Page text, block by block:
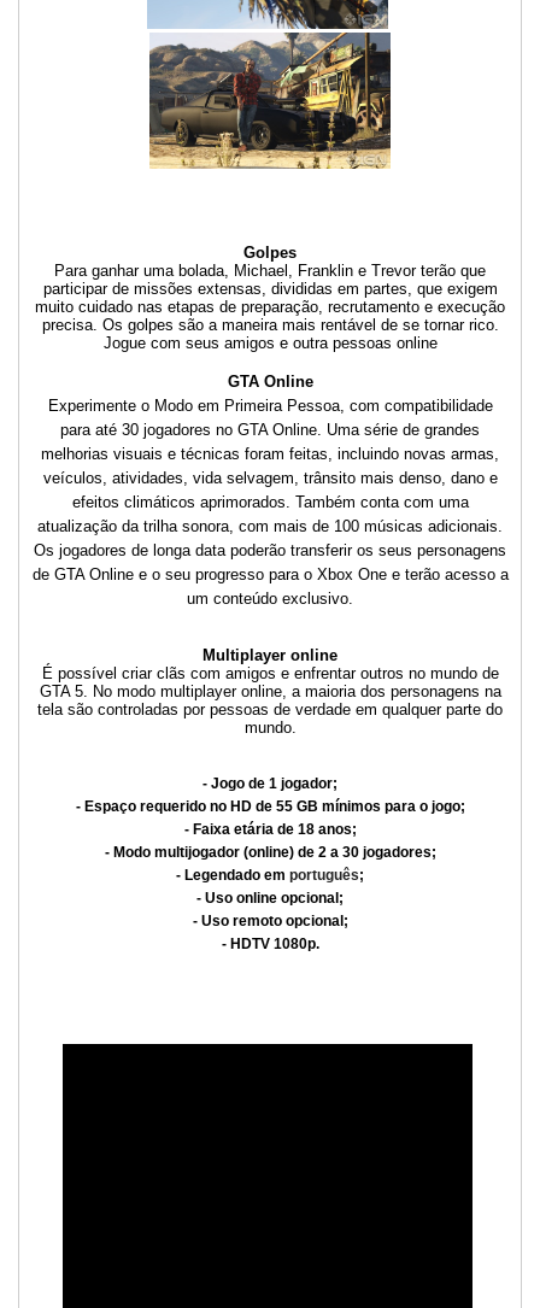
Golpes
Para ganhar uma bolada, Michael, Franklin e Trevor terão que
participar de missões extensas, divididas em partes, que exigem
muito cuidado nas etapas de preparação, recrutamento e execução
precisa. Os golpes são a maneira mais rentável de se tornar rico.
Jogue com seus amigos e outra pessoas online
GTA Online
Experimente o Modo em Primeira Pessoa, com compatibilidade
para até 30 jogadores no GTA Online. Uma série de grandes
melhorias visuais e técnicas foram feitas, incluindo novas armas,
veículos, atividades, vida selvagem, trânsito mais denso, dano e
efeitos climáticos aprimorados. Também conta com uma
atualização da trilha sonora, com mais de 100 músicas adicionais.
Os jogadores de longa data poderão transferir os seus personagens
de GTA Online e o seu progresso para o Xbox One e terão acesso a
um conteúdo exclusivo.
Multiplayer online
É possível criar clãs com amigos e enfrentar outros no mundo de
GTA 5. No modo multiplayer online, a maioria dos personagens na
tela são controladas por pessoas de verdade em qualquer parte do
mundo.
- Jogo de 1 jogador;
- Espaço requerido no HD de 55 GB mínimos para o jogo;
- Faixa etária de 18 anos;
- Modo multijogador (online) de 2 a 30 jogadores;
- Legendado em português;
- Uso online opcional;
- Uso remoto opcional;
- HDTV 1080p.